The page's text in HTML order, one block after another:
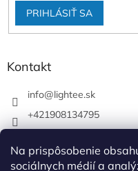
Na prispôsobenie
sociálnych médií a
PRIHLÁSIŤ SA
Kontakt
info@lightee.sk
+421908134795
lightee.sk